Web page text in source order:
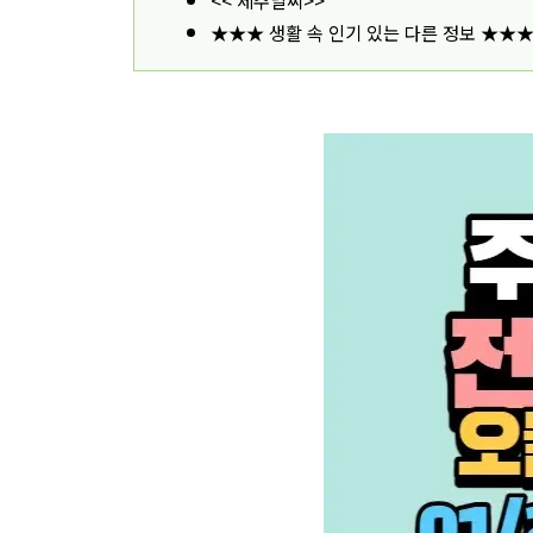
★★★ 생활 속 인기 있는 다른 정보 ★★★